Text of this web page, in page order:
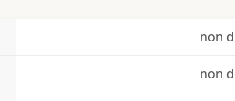
non
non